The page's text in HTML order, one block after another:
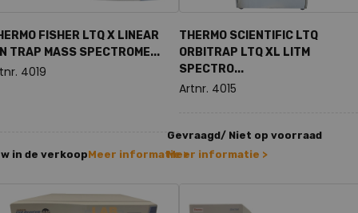
FISHER LTQ X LINEAR
TRAP MASS SPECTROME...
4019
in de verkoopMeer informatie >
THERMO SCIENTIFIC LTQ
ORBITRAP LTQ XL LITM
SPECTRO...
Artnr. 4015
Gevraagd/ Niet op voorraad
Meer informatie >